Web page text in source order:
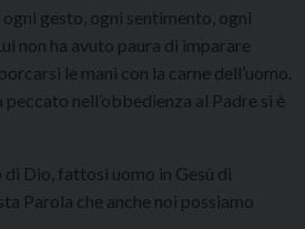
gesto, ogni sentimento, ogni
non ha avuto paura di imparare
le mani con la carne dell’uomo.
nell’obbedienza al Padre si è
di Dio, fattosi uomo in Gesù di
Parola che anche noi possiamo